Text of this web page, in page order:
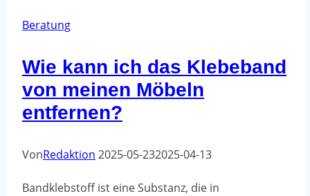
Verpackungsbändern
und
wie
sie
Beratung
Wie kann ich das Klebeband
von meinen Möbeln
entfernen?
VonRedaktion 2025-05-232025-04-13
Bandklebstoff ist eine Substanz, die in